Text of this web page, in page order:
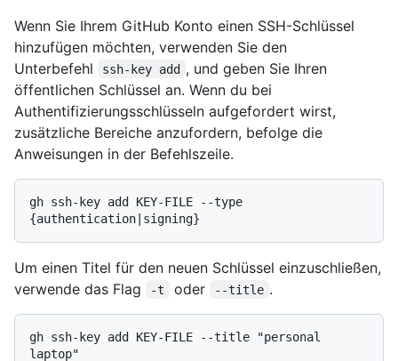
Wenn Sie Ihrem GitHub Konto einen SSH-Schlüssel
hinzufügen möchten, verwenden Sie den
Unterbefehl
ssh-key add , und geben Sie Ihren
öffentlichen Schlüssel an. Wenn du bei
Authentifizierungsschlüsseln aufgefordert wirst,
zusätzliche Bereiche anzufordern, befolge die
Anweisungen in der Befehlszeile.
gh ssh-key add KEY-FILE --type
Um einen Titel für den neuen Schlüssel einzuschließen,
verwende das Flag
-t oder --title .
gh ssh-key add KEY-FILE --title "personal